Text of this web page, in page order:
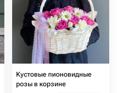
Кустовые пионовидные
розы в корзине